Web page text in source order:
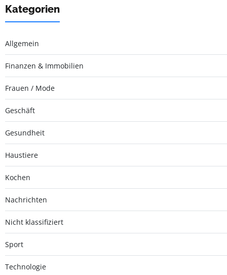
Kategorien
Allgemein
Finanzen & Immobilien
Frauen / Mode
Geschäft
Gesundheit
Haustiere
Kochen
Nachrichten
Nicht klassifiziert
Sport
Technologie